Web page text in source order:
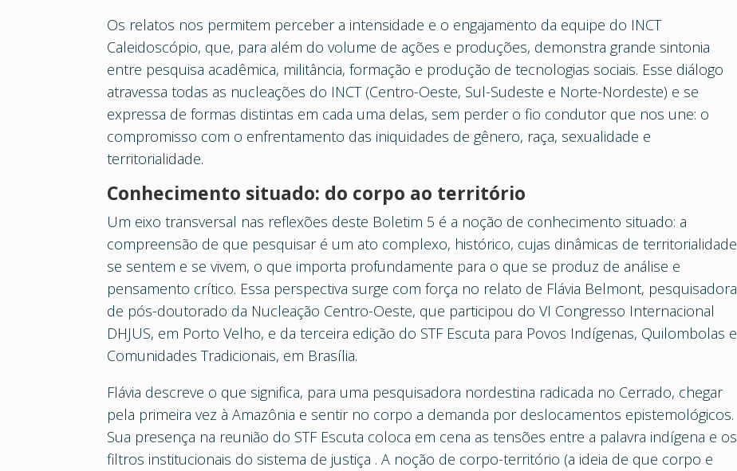
Os relatos nos permitem perceber a intensidade e o engajamento da equipe do INCT
Caleidoscópio, que, para além do volume de ações e produções, demonstra grande sintonia
entre pesquisa acadêmica, militância, formação e produção de tecnologias sociais. Esse diálogo
atravessa todas as nucleações do INCT (Centro-Oeste, Sul-Sudeste e Norte-Nordeste) e se
expressa de formas distintas em cada uma delas, sem perder o fio condutor que nos une: o
compromisso com o enfrentamento das iniquidades de gênero, raça, sexualidade e
territorialidade.
Conhecimento situado: do corpo ao território
Um eixo transversal nas reflexões deste Boletim 5 é a noção de conhecimento situado: a
compreensão de que pesquisar é um ato complexo, histórico, cujas dinâmicas de territorialidade
se sentem e se vivem, o que importa profundamente para o que se produz de análise e
pensamento crítico. Essa perspectiva surge com força no relato de Flávia Belmont, pesquisadora
de pós-doutorado da Nucleação Centro-Oeste, que participou do VI Congresso Internacional
DHJUS, em Porto Velho, e da terceira edição do STF Escuta para Povos Indígenas, Quilombolas e
Comunidades Tradicionais, em Brasília.
Flávia descreve o que significa, para uma pesquisadora nordestina radicada no Cerrado, chegar
pela primeira vez à Amazônia e sentir no corpo a demanda por deslocamentos epistemológicos.
Sua presença na reunião do STF Escuta coloca em cena as tensões entre a palavra indígena e os
filtros institucionais do sistema de justiça . A noção de corpo-território (a ideia de que corpo e